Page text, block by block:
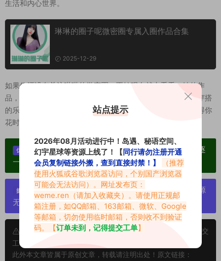
生活和内心世界。
琳琳的圈子呢微密圈专属入圈作品合集
2025-12-29
如果你还没有关注琳琳的微密圈，不妨现在就去看看。她的作
品，一定会让你心动，让你沉浸其中，甚至让你爱上化妆和穿搭
的乐趣。琳琳的圈子，是一个充满美和灵感的稀有之地，值得你
花时间去探索。
优势：
单个博主作品统一整合分享、素材高度去重复、逐
一归档方便收藏！
提示：
严禁搬运资源链接，一经发现封号处理，素材资源
无露点、需求请绕道，关闭本站网页！
申明：本文资源均来源网友分享，若侵犯了您的权限可以提交
工单处理。
此外本文章皆属于原创文章，转载请注明出处！原文链接：
站点提示
2026年08月活动进行中！岛遇、秘语空间、
幻宇星球等资源上线了！【同行请勿注册开通
会员复制链接外搬，查到直接封禁！】
（推荐
使用火狐或谷歌浏览器访问，个别国产浏览器
可能会无法访问）。网址发布页：
weme.ren （请加入收藏夹）。请使用正规邮
箱注册，如QQ邮箱、163邮箱、微软、Google
等邮箱，切勿使用临时邮箱，否则收不到验证
码。【订单未到，记得提交工单】